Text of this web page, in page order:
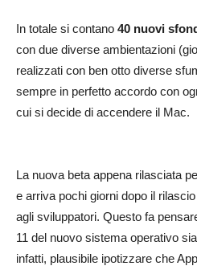
In totale si contano 40 nuovi
con due diverse ambientazioni
realizzati con ben otto diverse
sempre in perfetto accordo con
cui si decide di accendere il Mac.
La nuova beta appena rilasciata
e arriva pochi giorni dopo il
agli sviluppatori. Questo fa
11 del nuovo sistema operativo
infatti, plausibile ipotizzare che